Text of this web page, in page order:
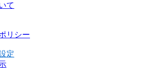
て
リシー
定